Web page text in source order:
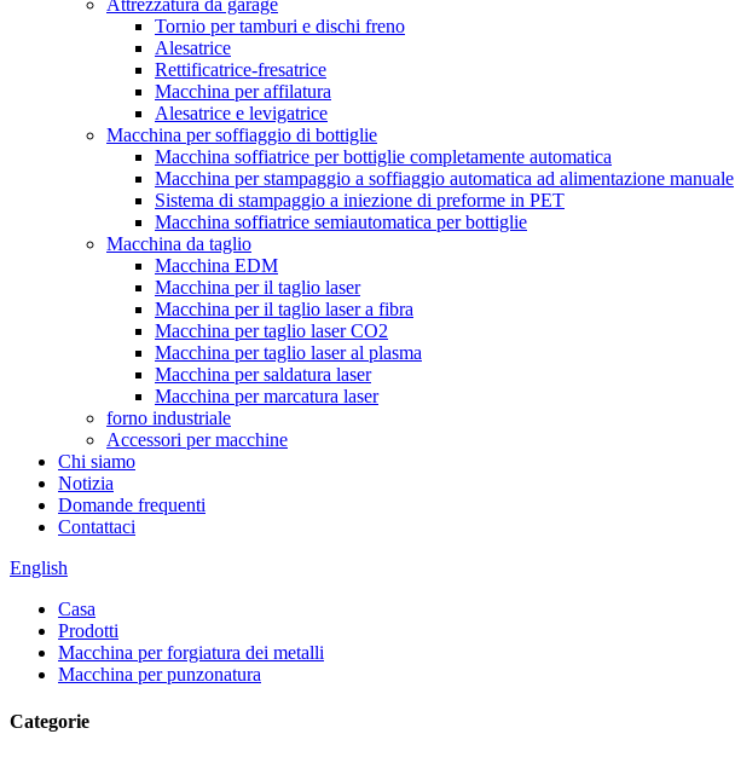
Attrezzatura da garage
Tornio per tamburi e dischi freno
Alesatrice
Rettificatrice-fresatrice
Macchina per affilatura
Alesatrice e levigatrice
Macchina per soffiaggio di bottiglie
Macchina soffiatrice per bottiglie completamente automatica
Macchina per stampaggio a soffiaggio automatica ad alimentazione manuale
Sistema di stampaggio a iniezione di preforme in PET
Macchina soffiatrice semiautomatica per bottiglie
Macchina da taglio
Macchina EDM
Macchina per il taglio laser
Macchina per il taglio laser a fibra
Macchina per taglio laser CO2
Macchina per taglio laser al plasma
Macchina per saldatura laser
Macchina per marcatura laser
forno industriale
Accessori per macchine
Chi siamo
Notizia
Domande frequenti
Contattaci
English
Casa
Prodotti
Macchina per forgiatura dei metalli
Macchina per punzonatura
Categorie